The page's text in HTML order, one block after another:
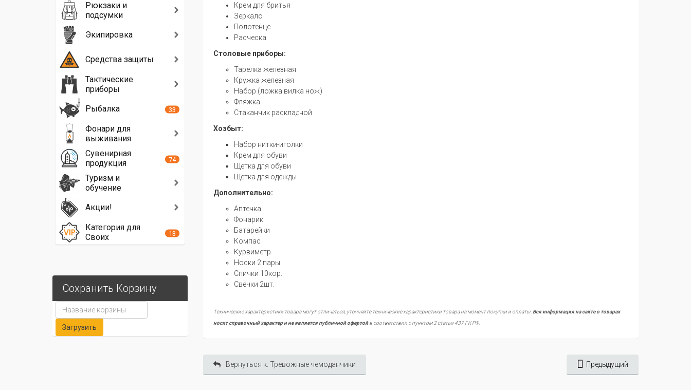
Крем для бритья
Зеркало
Полотенце
Расческа
Столовые приборы:
Тарелка железная
Кружка железная
Набор (ложка вилка нож)
Фляжка
Стаканчик раскладной
Хозбыт:
Набор нитки-иголки
Крем для обуви
Щетка для обуви
Щетка для одежды
Дополнительно:
Аптечка
Фонарик
Батарейки
Компас
Курвиметр
Носки 2 пары
Спички 10кор.
Свечки 2шт.
Технические характеристики товара могут отличаться, уточняйте технические характеристики товара на момент покупки и оплаты.Вся информация на сайте о товарах
носит справочный характер и не является публичной офертойв соответствии с пунктом 2 статьи 437 ГК РФ.
Вернуться к: Тревожные чемоданчики Предыдущий
Рюкзаки и
подсумки
Экипировка
Средства защиты
Тактические
приборы
Рыбалка
33
Фонари для
выживания
Сувенирная
продукция
74
Туризм и
обучение
Акции!
Категория для
Своих
13
Сохранить Корзину